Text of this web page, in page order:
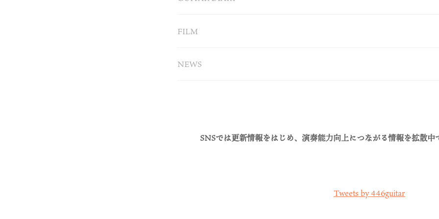
FILM
NEWS
SNSでは更新情報をはじめ、演奏能力向上につながる情報を拡散中
Tweets by 446guitar